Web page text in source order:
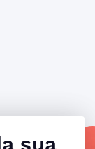
sua